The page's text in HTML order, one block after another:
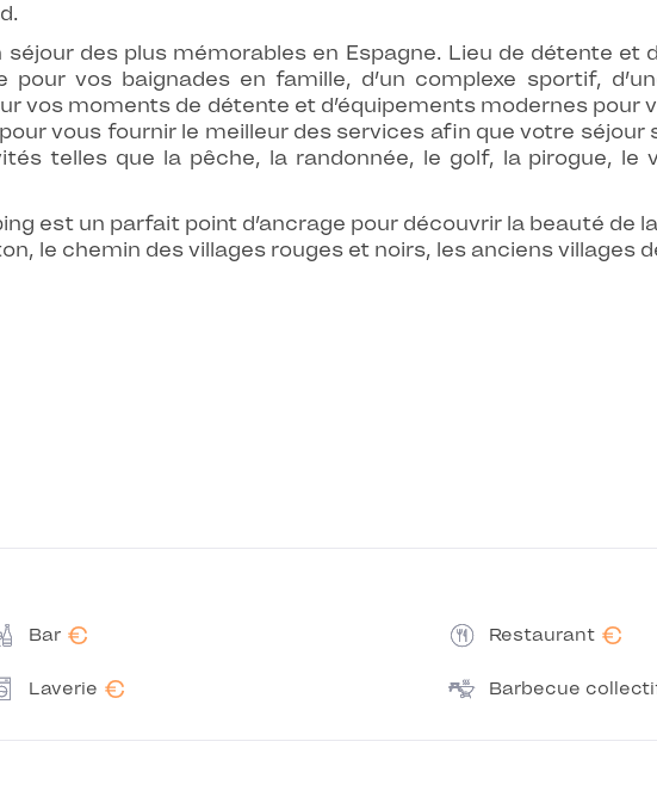
des plus mémorables en Espagne. Lieu de détente et
pour vos baignades en famille, d’un complexe sportif,
vos moments de détente et d’équipements modernes pour
vous fournir le meilleur des services afin que votre séjour
telles que la pêche, la randonnée, le golf, la pirogue, le
est un parfait point d’ancrage pour découvrir la beauté de
le chemin des villages rouges et noirs, les anciens villages
Bar € Restaurant €
Laverie € Barbecue